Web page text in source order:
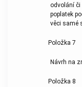
odvolání či
poplatek
věci samé
Položka 7
Návrh na
Položka 8